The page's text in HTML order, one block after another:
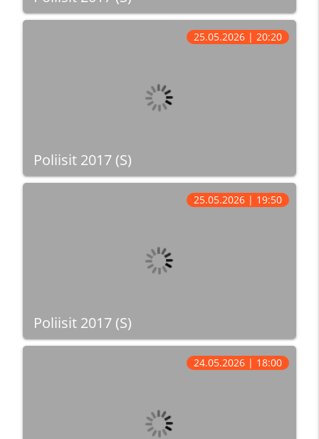
Poliisit 2017 (S)
25.05.2026 | 20:20
Poliisit 2017 (S)
25.05.2026 | 19:50
24.05.2026 | 18:00